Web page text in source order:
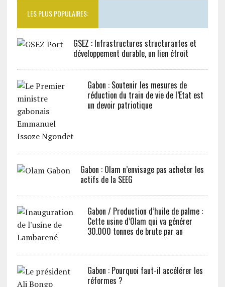
LES PLUS POPULAIRES:
GSEZ : Infrastructures structurantes et
développement durable, un lien étroit
Gabon : Soutenir les mesures de
réduction du train de vie de l’Etat est
un devoir patriotique
Gabon : Olam n’envisage pas acheter les
actifs de la SEEG
Gabon / Production d’huile de palme :
Cette usine d’Olam qui va générer
30.000 tonnes de brute par an
Gabon : Pourquoi faut-il accélérer les
réformes ?